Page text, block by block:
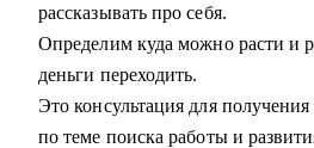
рассказывать про себя.
Определим куда можно расти и
деньги переходить.
Это консультация для
по теме поиска работы и